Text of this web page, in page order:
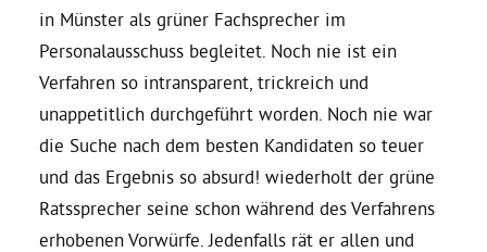
Delegierte
Grüne im Rathaus
Ratsfraktion
in Münster als grüner Fachsprecher im
Personalausschuss begleitet. Noch nie ist ein
Verfahren so intransparent, trickreich und
unappetitlich durchgeführt worden. Noch nie war
die Suche nach dem besten Kandidaten so teuer
und das Ergebnis so absurd! wiederholt der grüne
Ratssprecher seine schon während des Verfahrens
erhobenen Vorwürfe. Jedenfalls rät er allen und